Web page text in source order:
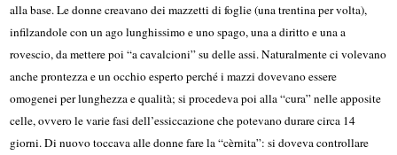
alla base. Le donne creavano dei mazzetti di foglie (una trentina per volta),
infilzandole con un ago lunghissimo e uno spago, una a diritto e una a
rovescio, da mettere poi “a cavalcioni” su delle assi. Naturalmente ci volevano
anche prontezza e un occhio esperto perché i mazzi dovevano essere
omogenei per lunghezza e qualità; si procedeva poi alla “cura” nelle apposite
celle, ovvero le varie fasi dell’essiccazione che potevano durare circa 14
giorni. Di nuovo toccava alle donne fare la “cèrnita”: si doveva controllare